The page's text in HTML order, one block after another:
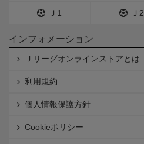
Ｊ1 Ｊ2
インフォメーション
Ｊリーグオンラインストアとは
利用規約
個人情報保護方針
Cookieポリシー